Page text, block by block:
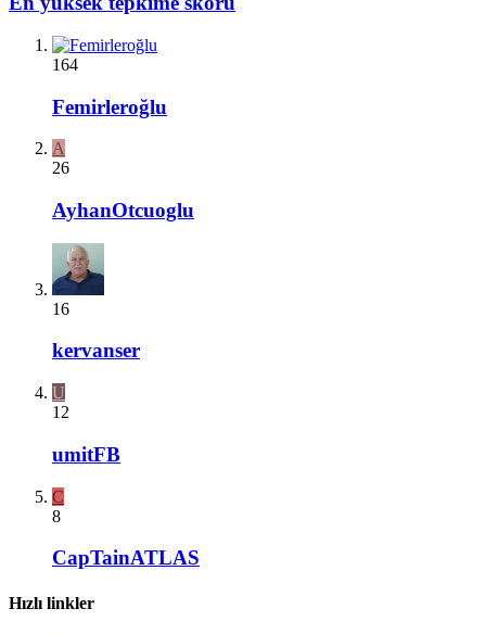
164
Femirleroğlu
A
26
AyhanOtcuoglu
16
kervanser
U
12
umitFB
C
8
CapTainATLAS
Hızlı linkler